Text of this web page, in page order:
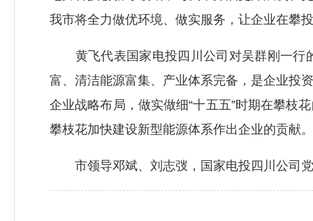
我市将全力做优环境、做实服务，让企业在攀
黄飞代表国家电投四川公司对吴群刚一行
富、清洁能源富集、产业体系完备，是企业投
企业战略布局，做实做细“十五五”时期在攀枝
攀枝花加快建设新型能源体系作出企业的贡献。
市领导邓斌、刘志弢，国家电投四川公司党